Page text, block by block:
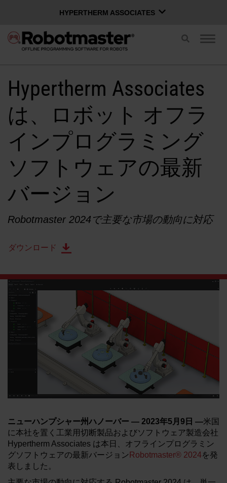
HYPERTHERM ASSOCIATES
HYPERTHERM ASSOCIATES
Hypertherm プラズマ
Software Group
切
ス
イ
チ
ナ
お問い合わせ サポート
Robotmasterソフトウェア
アプリケーション
リソース
Hypertherm Associates
は、ロボット オフラ
インプログラミング
ソフトウェアの最新
バージョン
Robotmaster 2024で主要な市場の動向に対応
ダウンロード
ニューハンプシャー州ハノーバー — 2023年5月9日 —米国
に本社を置く工業用切断製品およびソフトウェア製造会社
Hypertherm Associates は本日、オフラインプログラミン
グソフトウェアの最新バージョン Robotmaster® 2024を発
表しました。